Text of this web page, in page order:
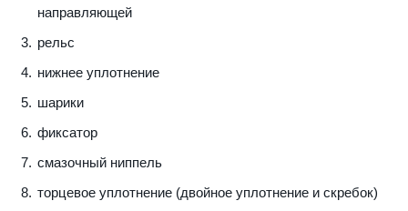
направляющей
рельс
нижнее уплотнение
шарики
фиксатор
смазочный ниппель
торцевое уплотнение (двойное уплотнение и скребок)